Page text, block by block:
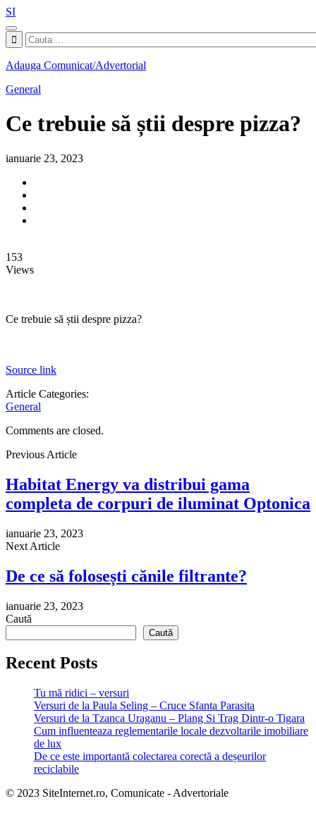
SI
Adauga Comunicat/Advertorial
General
Ce trebuie să știi despre pizza?
ianuarie 23, 2023
153
Views
Ce trebuie să știi despre pizza?
Source link
Article Categories:
General
Comments are closed.
Previous Article
Habitat Energy va distribui gama
completa de corpuri de iluminat Optonica
ianuarie 23, 2023
Next Article
De ce să folosești cănile filtrante?
ianuarie 23, 2023
Caută
Caută
Recent Posts
Tu mă ridici – versuri
Versuri de la Paula Seling – Cruce Sfanta Parasita
Versuri de la Tzanca Uraganu – Plang Si Trag Dintr-o Tigara
Cum influenteaza reglementarile locale dezvoltarile imobiliare
de lux
De ce este importantă colectarea corectă a deșeurilor
reciclabile
© 2023 SiteInternet.ro, Comunicate - Advertoriale